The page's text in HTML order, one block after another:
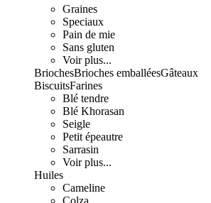
Graines
Speciaux
Pain de mie
Sans gluten
Voir plus...
BriochesBrioches emballéesGâteaux
BiscuitsFarines
Blé tendre
Blé Khorasan
Seigle
Petit épeautre
Sarrasin
Voir plus...
Huiles
Cameline
Colza